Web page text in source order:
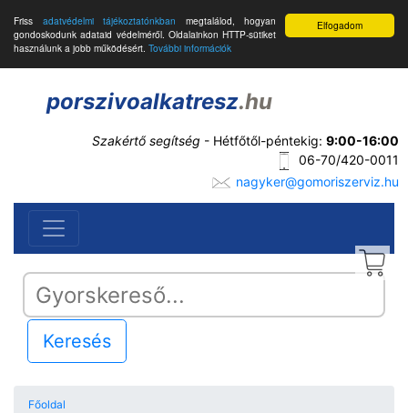
Elfogadom
Friss adatvédelmi tájékoztatónkban megtalálod, hogyan
gondoskodunk adataid védelméről. Oldalainkon HTTP-sütiket
használunk a jobb működésért. További információk
porszivoalkatresz.hu
Szakértő segítség - Hétfőtől-péntekig: 9:00-16:00
06-70/420-0011
nagyker@gomoriszerviz.hu
Keresés
Főoldal